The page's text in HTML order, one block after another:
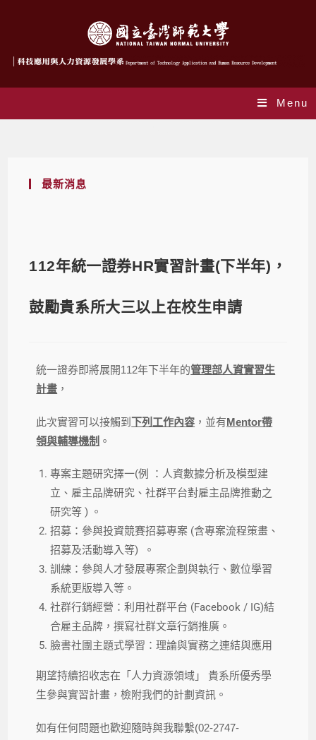
Menu
最新消息
112年統一證券HR實習計畫(下半年)，
鼓勵貴系所大三以上在校生申請
統一證券即將展開112年下半年的管理部人資實習生
計畫 ，
此次實習可以接觸到下列工作內容 ，並有Mentor帶
領與輔導機制 。
專案主題研究擇一(例 ：人資數據分析及模型建
立、雇主品牌研究、社群平台對雇主品牌推動之
研究等 ) 。
招募：參與投資競賽招募專案 (含專案流程策畫、
招募及活動導入等) 。
訓練：參與人才發展專案企劃與執行、數位學習
系統更版導入等。
社群行銷經營：利用社群平台 (Facebook / IG)結
合雇主品牌，撰寫社群文章行銷推廣。
臉書社團主題式學習：理論與實務之連結與應用
期望持續招收志在「人力資源領域」 貴系所優秀學
生參與實習計畫，檢附我們的計劃資訊。
如有任何問題也歡迎隨時與我聯繫(02-2747-